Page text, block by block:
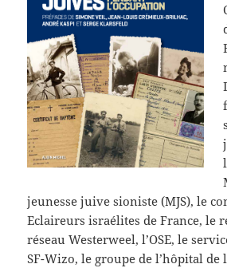
jeunesse juive sioniste (MJS), le
Eclaireurs israélites de France, le
réseau Westerweel, l’OSE, le
SF-Wizo, le groupe de l’hôpital